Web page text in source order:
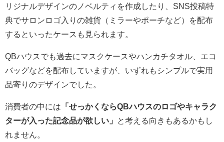
リジナルデザインのノベルティを作成したり、SNS投稿特
典でサロンロゴ入りの雑貨（ミラーやポーチなど）を配布
するといったケースも見られます。
QBハウスでも過去にマスクケースやハンカチタオル、エコ
バッグなどを配布していますが、いずれもシンプルで実用
品寄りのデザインでした。
消費者の中には 「せっかくならQBハウスのロゴやキャラク
ターが入った記念品が欲しい」
と考える向きもあるかもし
れません。